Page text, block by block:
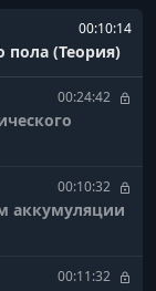
00:10:14
пола (Теория)
00:24:42
00:10:32
аккумуляции
00:11:32